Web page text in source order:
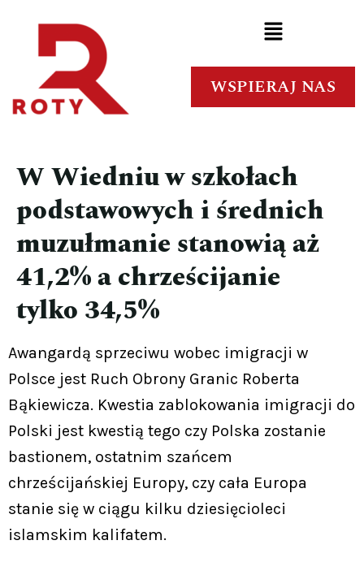
WSPIERAJ NAS
W Wiedniu w szkołach
podstawowych i średnich
muzułmanie stanowią aż
41,2% a chrześcijanie
tylko 34,5%
Awangardą sprzeciwu wobec imigracji w
Polsce jest Ruch Obrony Granic Roberta
Bąkiewicza. Kwestia zablokowania imigracji do
Polski jest kwestią tego czy Polska zostanie
bastionem, ostatnim szańcem
chrześcijańskiej Europy, czy cała Europa
stanie się w ciągu kilku dziesięcioleci
islamskim kalifatem.